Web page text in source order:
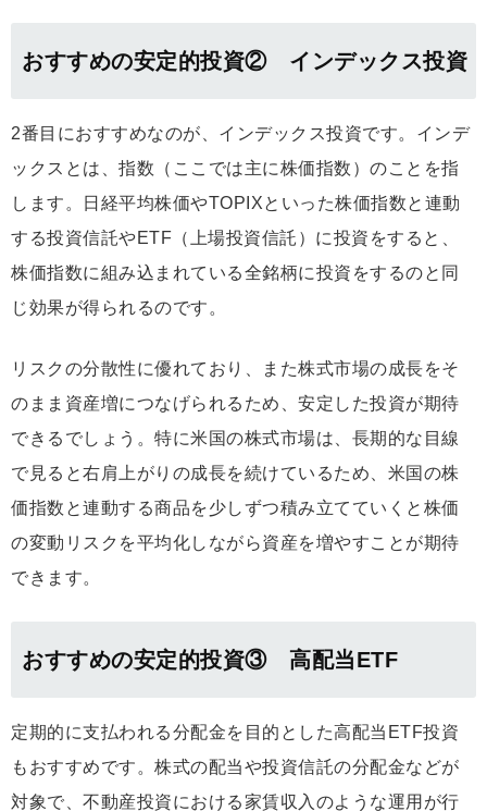
おすすめの安定的投資② インデックス投資
2番目におすすめなのが、インデックス投資です。インデ
ックスとは、指数（ここでは主に株価指数）のことを指
します。日経平均株価やTOPIXといった株価指数と連動
する投資信託やETF（上場投資信託）に投資をすると、
株価指数に組み込まれている全銘柄に投資をするのと同
じ効果が得られるのです。
リスクの分散性に優れており、また株式市場の成長をそ
のまま資産増につなげられるため、安定した投資が期待
できるでしょう。特に米国の株式市場は、長期的な目線
で見ると右肩上がりの成長を続けているため、米国の株
価指数と連動する商品を少しずつ積み立てていくと株価
の変動リスクを平均化しながら資産を増やすことが期待
できます。
おすすめの安定的投資③ 高配当ETF
定期的に支払われる分配金を目的とした高配当ETF投資
もおすすめです。株式の配当や投資信託の分配金などが
対象で、不動産投資における家賃収入のような運用が行